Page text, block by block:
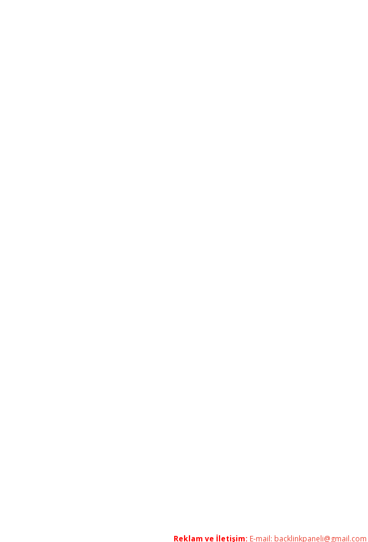
Reklam ve İletişim: E-mail: backlinkpaneli@gmail.com